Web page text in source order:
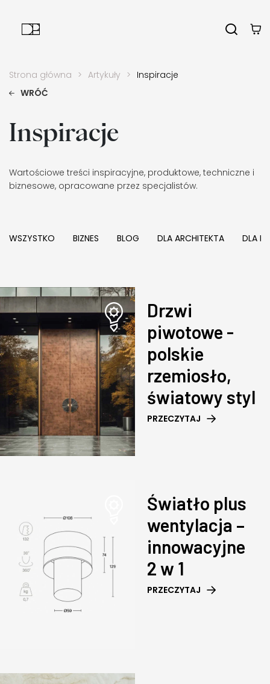
Strona główna Artykuły
Inspiracje
WRÓĆ
Inspiracje
Wartościowe treści inspiracyjne, produktowe, techniczne i
biznesowe, opracowane przez specjalistów.
WSZYSTKO BIZNES BLOG DLA ARCHITEKTA DLA
Drzwi
piwotowe -
polskie
rzemiosło,
światowy styl
PRZECZYTAJ
Światło plus
wentylacja –
innowacyjne
2 w 1
PRZECZYTAJ